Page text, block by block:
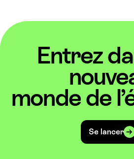
Entrez
monde de
Se lancer